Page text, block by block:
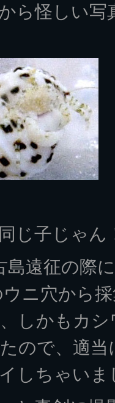
ら怪しい
じ子じゃん
島遠征の際
ニ穴から
しかもカ
ので、適
しちゃいま